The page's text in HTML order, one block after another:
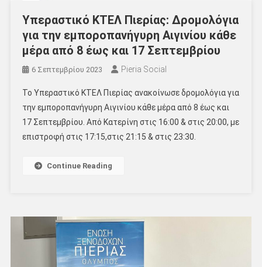
Υπεραστικό ΚΤΕΛ Πιερίας: Δρομολόγια
για την εμποροπανήγυρη Αιγινίου κάθε
μέρα από 8 έως και 17 Σεπτεμβρίου
6 Σεπτεμβρίου 2023 Pieria Social
Το Υπεραστικό ΚΤΕΛ Πιερίας ανακοίνωσε δρομολόγια για
την εμποροπανήγυρη Αιγινίου κάθε μέρα από 8 έως και
17 Σεπτεμβρίου. Από Κατερίνη στις 16:00 & στις 20:00, με
επιστροφή στις 17:15,στις 21:15 & στις 23:30.
Continue Reading